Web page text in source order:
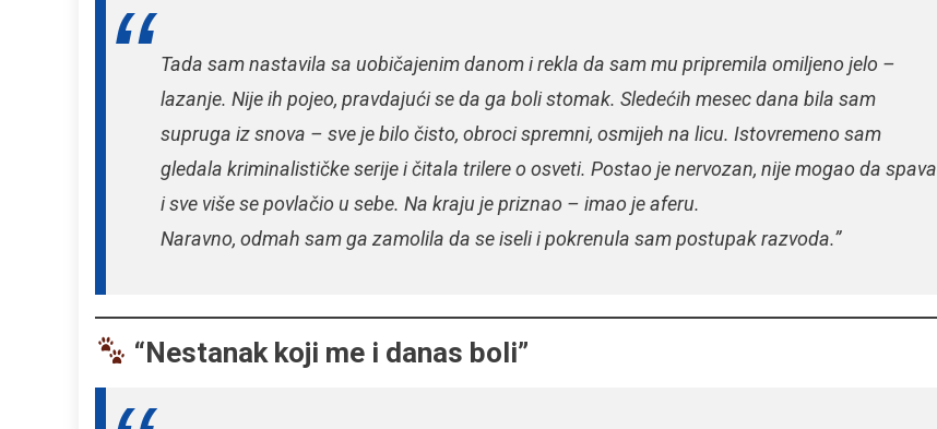
Tada sam nastavila sa uobičajenim danom i rekla da sam mu pripremila omiljeno jelo –
lazanje. Nije ih pojeo, pravdajući se da ga boli stomak. Sledećih mesec dana bila sam
supruga iz snova – sve je bilo čisto, obroci spremni, osmijeh na licu. Istovremeno sam
gledala kriminalističke serije i čitala trilere o osveti. Postao je nervozan, nije mogao da spava
i sve više se povlačio u sebe. Na kraju je priznao – imao je aferu.
Naravno, odmah sam ga zamolila da se iseli i pokrenula sam postupak razvoda.”
“Nestanak koji me i danas boli”